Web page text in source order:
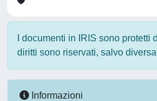
I documenti in IRIS sono protetti
diritti sono riservati, salvo
Informazioni